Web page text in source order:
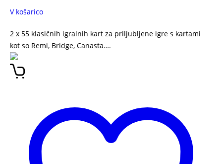
V košarico
2 x 55 klasičnih igralnih kart za priljubljene igre s kartami
kot so Remi, Bridge, Canasta….